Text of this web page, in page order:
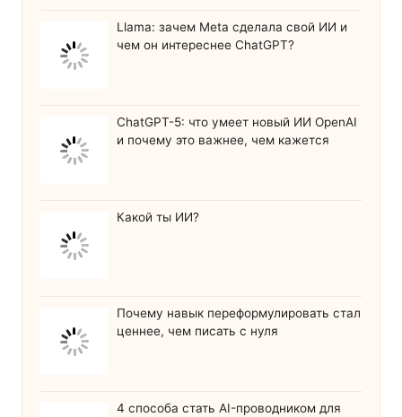
Llama: зачем Meta сделала свой ИИ и
чем он интереснее ChatGPT?
ChatGPT-5: что умеет новый ИИ OpenAI
и почему это важнее, чем кажется
Какой ты ИИ?
Почему навык переформулировать стал
ценнее, чем писать с нуля
4 способа стать AI-проводником для